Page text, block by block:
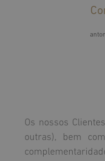
Os nossos
outras), bem